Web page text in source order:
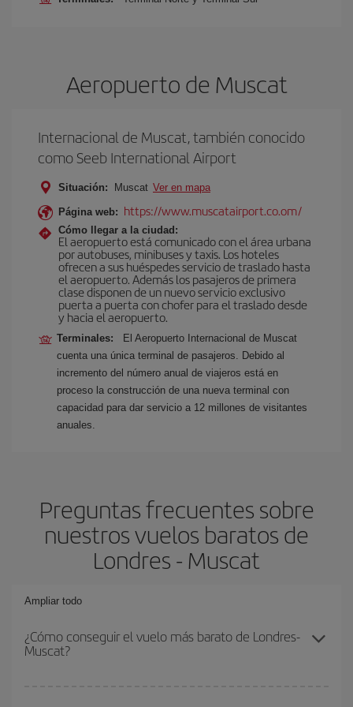
Aeropuerto de Muscat
Internacional de Muscat, también conocido
como Seeb International Airport
Situación: Muscat Ver en mapa
Página web: https://www.muscatairport.co.om/
Cómo llegar a la ciudad:
El aeropuerto está comunicado con el área urbana
por autobuses, minibuses y taxis. Los hoteles
ofrecen a sus huéspedes servicio de traslado hasta
el aeropuerto. Además los pasajeros de primera
clase disponen de un nuevo servicio exclusivo
puerta a puerta con chofer para el traslado desde
y hacia el aeropuerto.
Terminales:
El Aeropuerto Internacional de Muscat
cuenta una única terminal de pasajeros. Debido al
incremento del número anual de viajeros está en
proceso la construcción de una nueva terminal con
capacidad para dar servicio a 12 millones de visitantes
anuales.
Preguntas frecuentes sobre
nuestros vuelos baratos de
Londres - Muscat
Ampliar todo
¿Cómo conseguir el vuelo más barato de Londres-
Muscat?